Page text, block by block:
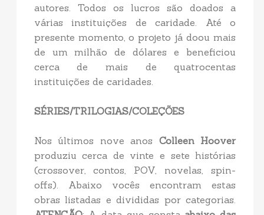
autores. Todos os lucros são doados a
várias instituições de caridade. Até o
presente momento, o projeto já doou mais
de um milhão de dólares e beneficiou
cerca de mais de quatrocentas
instituições de caridades.
SÉRIES/TRILOGIAS/COLEÇÕES
Nos últimos nove anos Colleen Hoover
produziu cerca de vinte e sete histórias
(crossover, contos, POV, novelas, spin-
offs). Abaixo vocês encontram estas
obras listadas e divididas por categorias.